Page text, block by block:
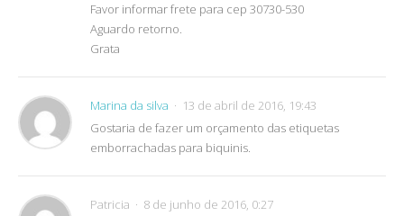
Favor informar frete para cep 30730-530
Aguardo retorno.
Grata
Marina da silva
13 de abril de 2016, 19:43
Gostaria de fazer um orçamento das etiquetas
emborrachadas para biquinis.
Patricia
8 de junho de 2016, 0:27